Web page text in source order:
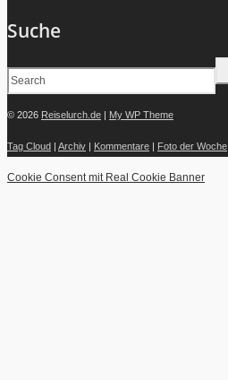
Suche
© 2026 Reiselurch.de | My WP Theme
Tag Cloud | Archiv | Kommentare | Foto der Woche
Cookie Consent mit Real Cookie Banner